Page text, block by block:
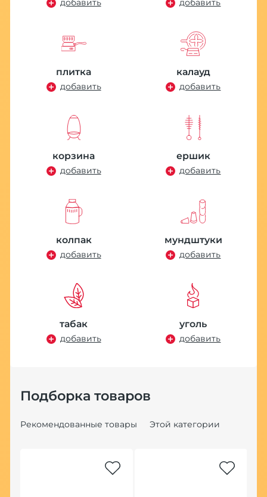
добавить добавить
плитка
добавить
калауд
добавить
корзина
добавить
ершик
добавить
колпак
добавить
мундштуки
добавить
табак
добавить
уголь
добавить
Подборка товаров
Рекомендованные товары Этой категории